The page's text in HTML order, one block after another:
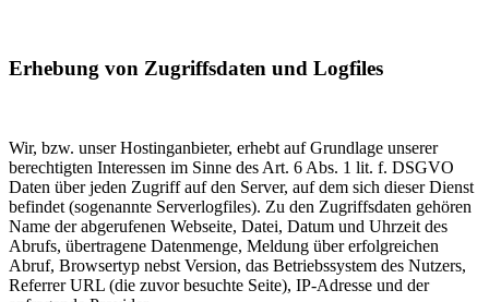
Erhebung von Zugriffsdaten und Logfiles
Wir, bzw. unser Hostinganbieter, erhebt auf Grundlage unserer
berechtigten Interessen im Sinne des Art. 6 Abs. 1 lit. f. DSGVO
Daten über jeden Zugriff auf den Server, auf dem sich dieser Dienst
befindet (sogenannte Serverlogfiles). Zu den Zugriffsdaten gehören
Name der abgerufenen Webseite, Datei, Datum und Uhrzeit des
Abrufs, übertragene Datenmenge, Meldung über erfolgreichen
Abruf, Browsertyp nebst Version, das Betriebssystem des Nutzers,
Referrer URL (die zuvor besuchte Seite), IP-Adresse und der